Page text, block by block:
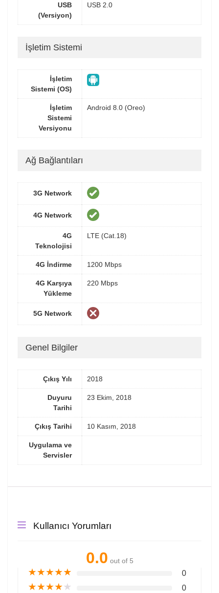
USB
(Versiyon)
USB 2.0
İşletim Sistemi
İşletim
Sistemi (OS)
İşletim
Sistemi
Versiyonu
Android 8.0 (Oreo)
Ağ Bağlantıları
3G Network
4G Network
4G
Teknolojisi
LTE (Cat.18)
4G İndirme 1200 Mbps
4G Karşıya
Yükleme
220 Mbps
5G Network
Genel Bilgiler
Çıkış Yılı 2018
Duyuru
Tarihi
23 Ekim, 2018
Çıkış Tarihi 10 Kasım, 2018
Uygulama ve
Servisler
Kullanıcı Yorumları
0.0 out of 5
★★★★★ 0
★★★★★ 0